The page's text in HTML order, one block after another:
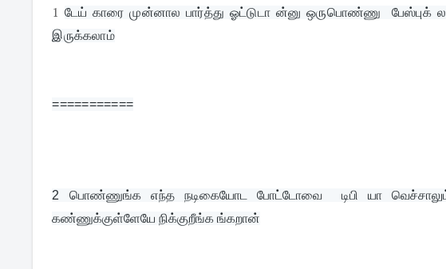
1 டேய் காரை முன்னால பார்த்து ஓட்டுடா ன்னு ஒருபொண்ணு  பேஸ்புக்
இருக்கலாம்
===========
2 பொண்ணுங்க எந்த நடிகையோட போட்டோவை  டிபி யா
கண்ணுக்குள்ளேயே நிக்குறீங்க ங்கறான்